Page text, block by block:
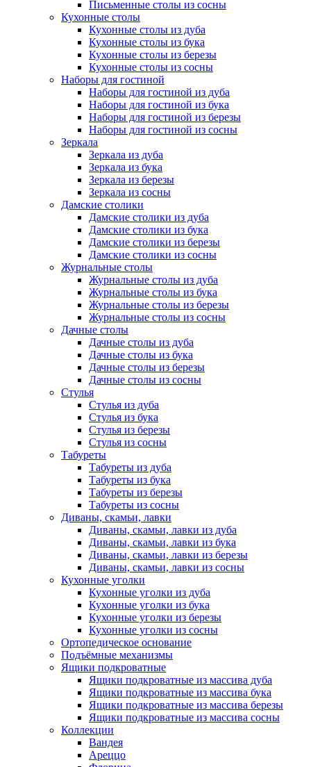
Письменные столы из сосны
Кухонные столы
Кухонные столы из дуба
Кухонные столы из бука
Кухонные столы из березы
Кухонные столы из сосны
Наборы для гостиной
Наборы для гостиной из дуба
Наборы для гостиной из бука
Наборы для гостиной из березы
Наборы для гостиной из сосны
Зеркала
Зеркала из дуба
Зеркала из бука
Зеркала из березы
Зеркала из сосны
Дамские столики
Дамские столики из дуба
Дамские столики из бука
Дамские столики из березы
Дамские столики из сосны
Журнальные столы
Журнальные столы из дуба
Журнальные столы из бука
Журнальные столы из березы
Журнальные столы из сосны
Дачные столы
Дачные столы из дуба
Дачные столы из бука
Дачные столы из березы
Дачные столы из сосны
Стулья
Стулья из дуба
Стулья из бука
Стулья из березы
Стулья из сосны
Табуреты
Табуреты из дуба
Табуреты из бука
Табуреты из березы
Табуреты из сосны
Диваны, скамьи, лавки
Диваны, скамьи, лавки из дуба
Диваны, скамьи, лавки из бука
Диваны, скамьи, лавки из березы
Диваны, скамьи, лавки из сосны
Кухонные уголки
Кухонные уголки из дуба
Кухонные уголки из бука
Кухонные уголки из березы
Кухонные уголки из сосны
Ортопедическое основание
Подъёмные механизмы
Ящики подкроватные
Ящики подкроватные из массива дуба
Ящики подкроватные из массива бука
Ящики подкроватные из массива березы
Ящики подкроватные из массива сосны
Коллекции
Вандея
Ареццо